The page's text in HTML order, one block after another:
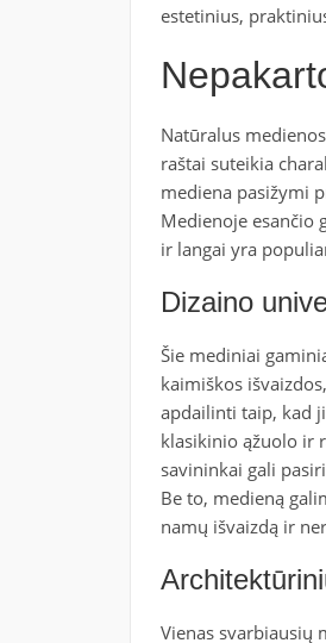
estetinius,
Natūralus
raštai suteikia
mediena pasižymi
Medienoje esančio
ir langai yra
Dizaino
Šie mediniai
kaimiškos
apdailinti taip, kad
klasikinio ąžuolo ir
savininkai gali
Be to, medieną
namų išvaizdą ir
Vienas